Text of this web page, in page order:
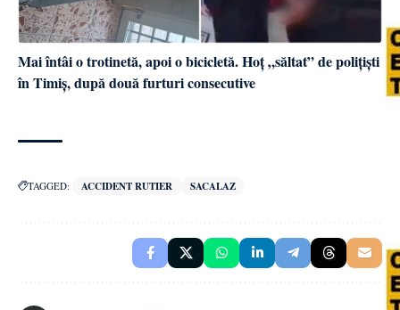
Mai întâi o trotinetă, apoi o bicicletă. Hoț „săltat” de polițiști
în Timiș, după două furturi consecutive
TAGGED: ACCIDENT RUTIER SACALAZ